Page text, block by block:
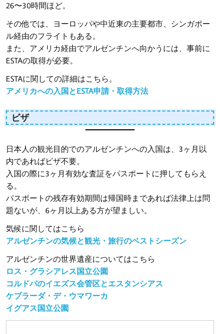
26〜30時間ほど。
その他では、ヨーロッパや中近東の主要都市、シンガポー
ル経由のフライトもある。
また、アメリカ経由でアルゼンチンへ向かうには、事前に
ESTAの取得が必要。
ESTAに関しての詳細はこちら。
アメリカへの入国とESTA申請・取得方法
ビザ
日本人の観光目的でのアルゼンチンへの入国は、3ヶ月以
内であればビザ不要。
入国の際に3ヶ月有効な査証をパスポートに押してもらえ
る。
パスポートの残存有効期間は帰国時まであれば法律上は問
題ないが、6ヶ月以上ある方が望ましい。
気候に関してはこちら
アルゼンチンの気候と観光・旅行のベストシーズン
アルゼンチンの世界遺産についてはこちら
ロス・グラシアレス国立公園
コルドバのイエズス会管区とエスタンシアス
ケブラーダ・デ・ウマワーカ
イグアス国立公園